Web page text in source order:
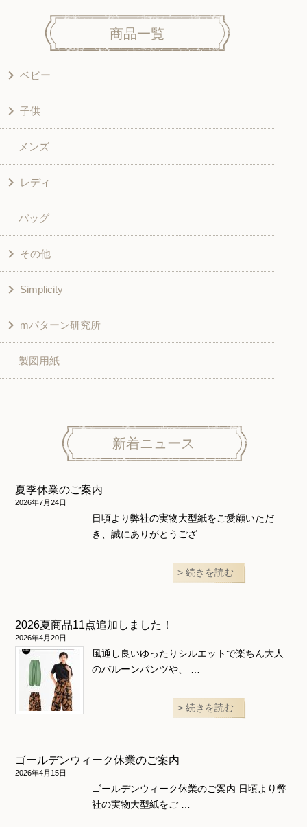
商品一覧
ベビー
洋服
和風衣類
グッズ
子供
ワンピース
シャツ・ブラウス
スカート・パンツ
和風衣類
入園入学グッズ
その他
メンズ
レディ
シャツ・ブラウス
チュニック
ワンピース
ベスト・ジャケット・コート
スカート
ニット地専用
和風衣類
バッグ
その他
学校家庭科教材用
その他
Simplicity
こども＆ベビー
ボトムス
ワンピース＆スーツ
ウェディング・コスチューム
mパターン研究所
子供服
ワンピース
スカート・パンツ
製図用紙
新着ニュース
夏季休業のご案内
2026年7月24日
日頃より弊社の実物大型紙をご愛顧いただ
き、誠にありがとうござ …
続きを読む
2026夏商品11点追加しました！
2026年4月20日
風通し良いゆったりシルエットで楽ちん大人
のバルーンパンツや、 …
続きを読む
ゴールデンウィーク休業のご案内
2026年4月15日
ゴールデンウィーク休業のご案内 日頃より弊
社の実物大型紙をご …